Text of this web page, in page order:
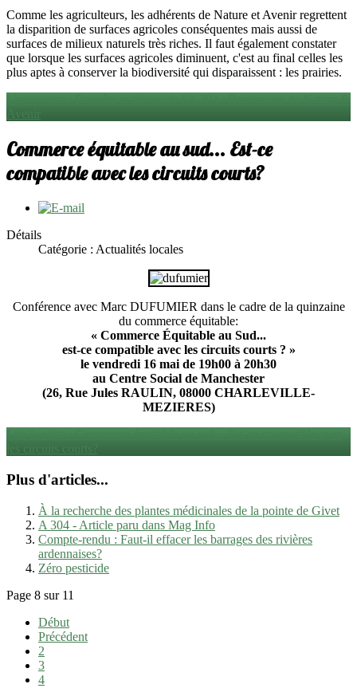
Comme les agriculteurs, les adhérents de Nature et Avenir regrettent
la disparition de surfaces agricoles conséquentes mais aussi de
surfaces de milieux naturels très riches. Il faut également constater
que lorsque les surfaces agricoles diminuent, c'est au final celles les
plus aptes à conserver la biodiversité qui disparaissent : les prairies.
Avenir
Commerce équitable au sud... Est-ce
compatible avec les circuits courts?
Détails
Catégorie : Actualités locales
Conférence avec Marc DUFUMIER dans le cadre de la quinzaine
du commerce équitable:
« Commerce Équitable au Sud...
est-ce compatible avec les circuits courts ? »
le vendredi 16 mai de 19h00 à 20h30
au Centre Social de Manchester
(26, Rue Jules RAULIN, 08000 CHARLEVILLE-
MEZIERES)
les circuits courts?
Plus d'articles...
À la recherche des plantes médicinales de la pointe de Givet
A 304 - Article paru dans Mag Info
Compte-rendu : Faut-il effacer les barrages des rivières
ardennaises?
Zéro pesticide
Page 8 sur 11
Début
Précédent
2
3
4